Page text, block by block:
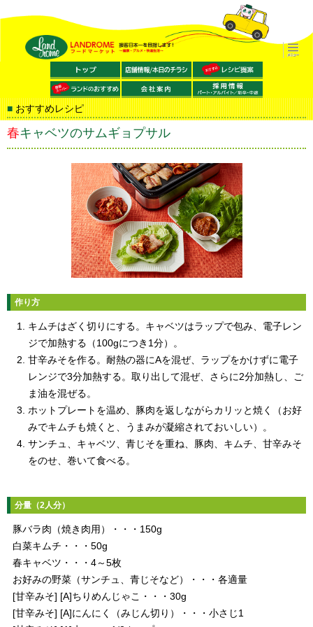
おすすめレシピ
春キャベツのサムギョプサル
作り方
キムチはざく切りにする。キャベツはラップで包み、電子レン
ジで加熱する（100gにつき1分）。
甘辛みそを作る。耐熱の器にAを混ぜ、ラップをかけずに電子
レンジで3分加熱する。取り出して混ぜ、さらに2分加熱し、ご
ま油を混ぜる。
ホットプレートを温め、豚肉を返しながらカリッと焼く（お好
みでキムチも焼くと、うまみが凝縮されておいしい）。
サンチュ、キャベツ、青じそを重ね、豚肉、キムチ、甘辛みそ
をのせ、巻いて食べる。
分量（2人分）
豚バラ肉（焼き肉用）・・・150g
白菜キムチ・・・50g
春キャベツ・・・4～5枚
お好みの野菜（サンチュ、青じそなど）・・・各適量
[甘辛みそ] [A]ちりめんじゃこ・・・30g
[甘辛みそ] [A]にんにく（みじん切り）・・・小さじ1